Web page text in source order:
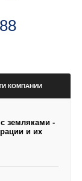
КОМПАНИИ
земляками -
и их